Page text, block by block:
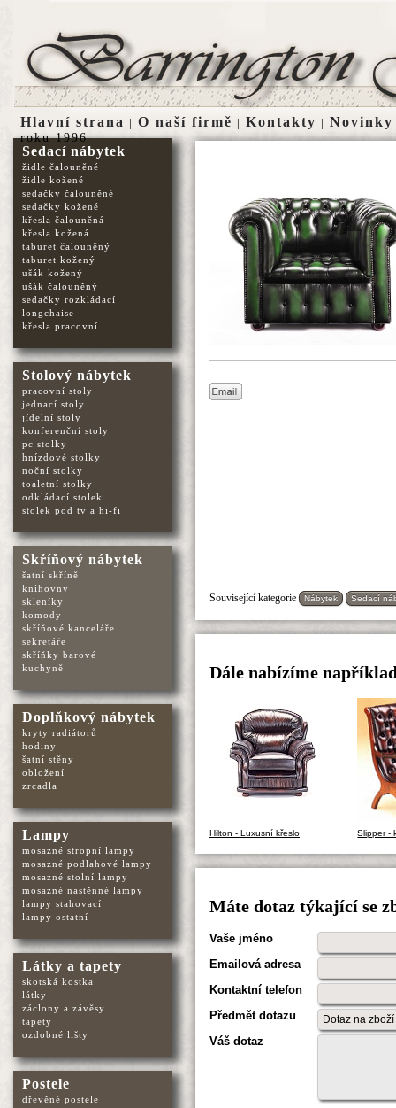
Související kategorie Nábytek Sedací
Dále nabízíme
Hilton - Luxusní křeslo Slipper -
Máte dotaz týkající se
Vaše jméno
Emailová adresa
Kontaktní telefon
Předmět dotazu
Váš dotaz
Sedací nábytek
židle čalouněné
židle kožené
sedačky čalouněné
sedačky kožené
křesla čalouněná
křesla kožená
taburet čalouněný
taburet kožený
ušák kožený
ušák čalouněný
sedačky rozkládací
longchaise
křesla pracovní
Stolový nábytek
pracovní stoly
jednací stoly
jídelní stoly
konferenční stoly
pc stolky
hnízdové stolky
noční stolky
toaletní stolky
odkládací stolek
stolek pod tv a hi-fi
Skříňový nábytek
šatní skříně
knihovny
skleníky
komody
skříňové kanceláře
sekretáře
skříňky barové
kuchyně
Doplňkový nábytek
kryty radiátorů
hodiny
šatní stěny
obložení
zrcadla
Lampy
mosazné stropní lampy
mosazné podlahové lampy
mosazné stolní lampy
mosazné nastěnné lampy
lampy stahovací
lampy ostatní
Látky a tapety
skotská kostka
látky
záclony a závěsy
tapety
ozdobné lišty
Postele
dřevěné postele
Hlavní strana | O naší firmě | Kontakty | Novinky
roku 1996